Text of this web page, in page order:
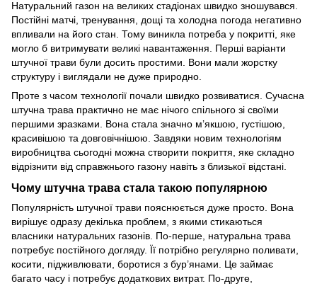
Натуральний газон на великих стадіонах швидко зношувався.
Постійні матчі, тренування, дощі та холодна погода негативно
впливали на його стан. Тому виникла потреба у покритті, яке
могло б витримувати великі навантаження. Перші варіанти
штучної трави були досить простими. Вони мали жорстку
структуру і виглядали не дуже природно.
Проте з часом технології почали швидко розвиватися. Сучасна
штучна трава практично не має нічого спільного зі своїми
першими зразками. Вона стала значно м’якшою, густішою,
красивішою та довговічнішою. Завдяки новим технологіям
виробництва сьогодні можна створити покриття, яке складно
відрізнити від справжнього газону навіть з близької відстані.
Чому штучна трава стала такою популярною
Популярність штучної трави пояснюється дуже просто. Вона
вирішує одразу декілька проблем, з якими стикаються
власники натуральних газонів. По-перше, натуральна трава
потребує постійного догляду. Її потрібно регулярно поливати,
косити, підживлювати, боротися з бур’янами. Це займає
багато часу і потребує додаткових витрат. По-друге,